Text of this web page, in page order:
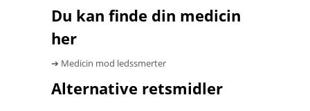
Du kan finde din medicin
her
➔ Medicin mod ledssmerter
Alternative retsmidler